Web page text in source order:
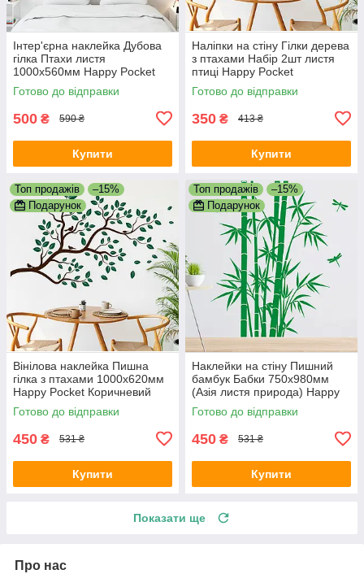
Інтер'єрна наклейка Дубова
гілка Птахи листя
1000х560мм Happy Pocket
Коричневий Зелене листя
матовий
Готово до відправки
500 ₴ 590 ₴
Купити
Наліпки на стіну Гілки дерева
з птахами Набір 2шт листя
птиці Happy Pocket
Коричневий Зелене листя
матовий
Готово до відправки
350 ₴ 413 ₴
Купити
Топ продажів
–15%
Подарунок
Вінілова наклейка Пишна
гілка з птахами 1000х620мм
Happy Pocket Коричневий
Темно-зелене листя матовий
Готово до відправки
450 ₴ 531 ₴
Купити
Топ продажів
–15%
Подарунок
Наклейки на стіну Пишний
бамбук Бабки 750х980мм
(Азія листя природа) Happy
Pocket Зелений матовий
Готово до відправки
450 ₴ 531 ₴
Купити
Показати ще
Про нас